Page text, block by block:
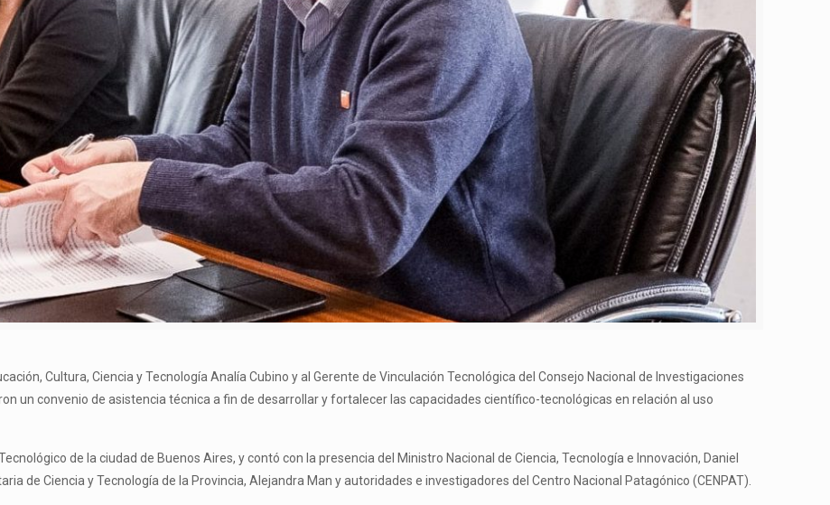
Cultura, Ciencia y Tecnología Analía Cubino y al Gerente de Vinculación Tecnológica del Consejo Nacional de Investigaciones
un convenio de asistencia técnica a fin de desarrollar y fortalecer las capacidades científico-tecnológicas en relación al uso
de la ciudad de Buenos Aires, y contó con la presencia del Ministro Nacional de Ciencia, Tecnología e Innovación, Daniel
de Ciencia y Tecnología de la Provincia, Alejandra Man y autoridades e investigadores del Centro Nacional Patagónico (CENPAT).